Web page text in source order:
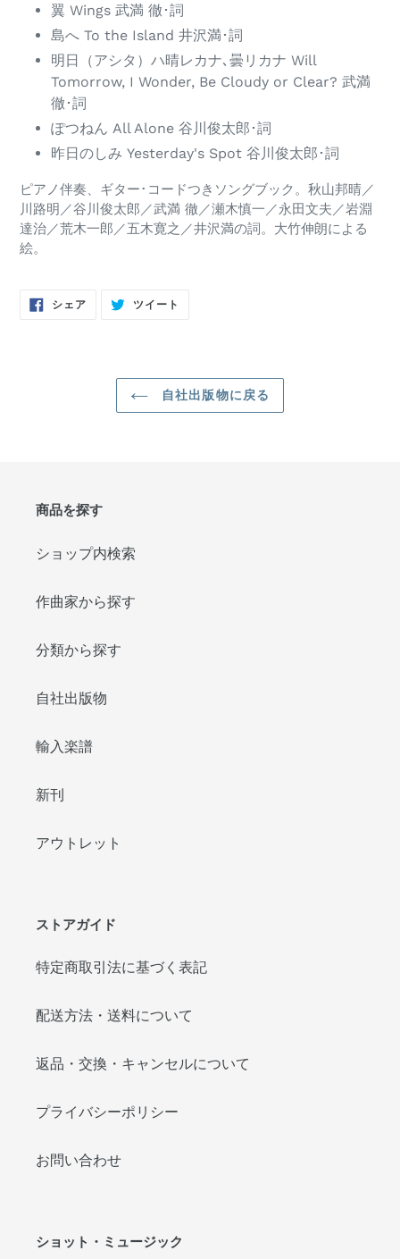
翼 Wings 武満 徹･詞
島へ To the Island 井沢満･詞
明日（アシタ）ハ晴レカナ､曇リカナ Will
Tomorrow, I Wonder, Be Cloudy or Clear? 武満
徹･詞
ぽつねん All Alone 谷川俊太郎･詞
昨日のしみ Yesterday's Spot 谷川俊太郎･詞
ピアノ伴奏、ギター･コードつきソングブック。秋山邦晴／
川路明／谷川俊太郎／武満 徹／瀬木慎一／永田文夫／岩淵
達治／荒木一郎／五木寛之／井沢満の詞。大竹伸朗による
絵。
シェアFACEBOOKツイート
自社出版物に戻る
商品を探す
ショップ内検索
作曲家から探す
分類から探す
自社出版物
輸入楽譜
新刊
アウトレット
ストアガイド
特定商取引法に基づく表記
配送方法・送料について
返品・交換・キャンセルについて
プライバシーポリシー
お問い合わせ
ショット・ミュージック